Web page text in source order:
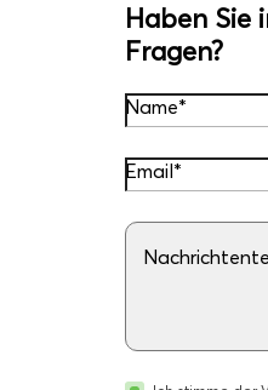
Haben Sie
Fragen?
Name*
Email*